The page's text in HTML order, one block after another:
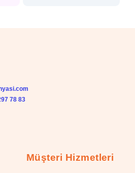
78 83
Müşteri Hizmetleri